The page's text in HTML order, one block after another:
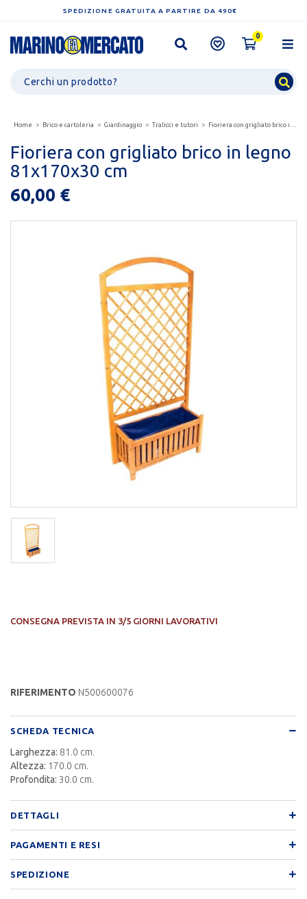
SPEDIZIONE GRATUITA A PARTIRE DA 490€
0
Home Brico e cartoleria Giardinaggio Tralicci e tutori Fioriera con grigliato brico in legno 81x170x30 cm
Fioriera con grigliato brico in legno
81x170x30 cm
60,00 €
CONSEGNA PREVISTA IN 3/5 GIORNI LAVORATIVI
RIFERIMENTO N500600076
SCHEDA TECNICA
Larghezza: 81.0 cm.
Altezza: 170.0 cm.
Profondita: 30.0 cm.
DETTAGLI
PAGAMENTI E RESI
SPEDIZIONE